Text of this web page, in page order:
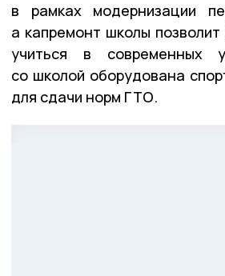
в рамках модернизации
а капремонт школы
учиться в современных
со школой оборудована
для сдачи норм ГТО.